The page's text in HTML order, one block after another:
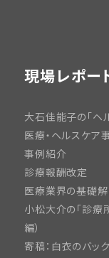
現場レポー
大石佳能子の「ヘ
医療・ヘルスケア
事例紹介
診療報酬改定
医療業界の基礎
小松大介の「診療
編）
寄稿：白衣のバッ